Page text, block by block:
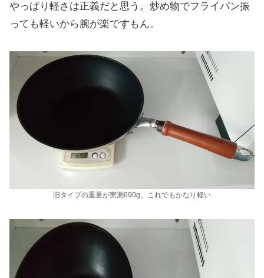
やっぱり軽さは正義だと思う。炒め物でフライパン振
っても軽いから腕が楽ですもん。
旧タイプの重量が実測690g。これでもかなり軽い